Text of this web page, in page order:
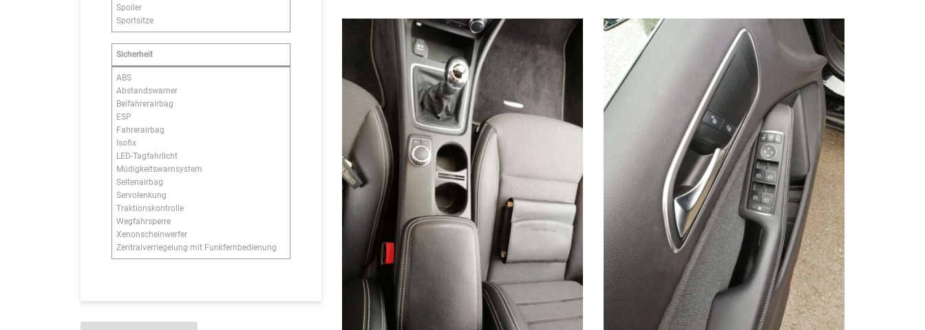
Spoiler
Sportsitze
Sicherheit
ABS
Abstandswarner
Beifahrerairbag
ESP
Fahrerairbag
Isofix
LED-Tagfahrlicht
Müdigkeitswarnsystem
Seitenairbag
Servolenkung
Traktionskontrolle
Wegfahrsperre
Xenonscheinwerfer
Zentralverriegelung mit Funkfernbedienung